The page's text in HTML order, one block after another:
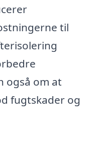
til
også om at
fugtskader og